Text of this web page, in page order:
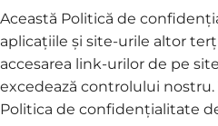
Această Politică de
aplicațiile și site-urile altor
accesarea link-urilor de pe
excedează controlului
Politica de confidențialitate